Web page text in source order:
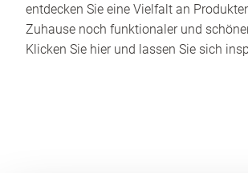
entdecken Sie eine Vielfalt an
Zuhause noch funktionaler und
Klicken Sie hier und lassen Sie sich